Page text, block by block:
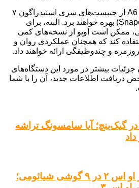
هر دو مدل A6 GT و A6 Max از چیپست‌های سری اسنپدراگون ۷
کوالکام (Snapdragon 7 series) بهره خواهند برد. البته، برای
ممکن است اوپو از نسخه‌های کمی
کند که همچنان عملکردی روان و
و چندوظیفگی ارائه خواهند داد.
بیشتر در مورد این دستگاه‌های
دریافت اطلاعات جدید، آن را با شما
رؤیت اگزینوس 2600 در گیک‌بنچ؛ آیا سامسونگ تراشه
پایان پشتیبانی از هایپر او اس ۲ در ۹ گوشی شیائومی؛